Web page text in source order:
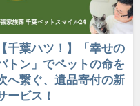
【千葉ハツ！】「幸せの
トン」でペットの命を
へ繋ぐ、遺品寄付の新
ービス！